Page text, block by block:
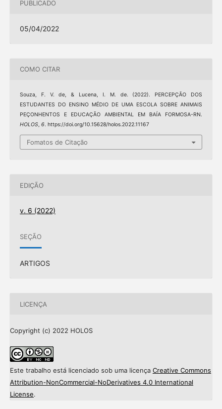
PUBLICADO
05/04/2022
COMO CITAR
Souza, F. V. de, & Lucena, I. M. de. (2022). PERCEPÇÃO DOS
ESTUDANTES DO ENSINO MÉDIO DE UMA ESCOLA SOBRE ANIMAIS
PEÇONHENTOS E EDUCAÇÃO AMBIENTAL EM BAÍA FORMOSA-RN.
HOLOS, 6. https://doi.org/10.15628/holos.2022.11167
Fomatos de Citação
EDIÇÃO
v. 6 (2022)
SEÇÃO
ARTIGOS
LICENÇA
Copyright (c) 2022 HOLOS
Este trabalho está licenciado sob uma licença Creative Commons
Attribution-NonCommercial-NoDerivatives 4.0 International
License.